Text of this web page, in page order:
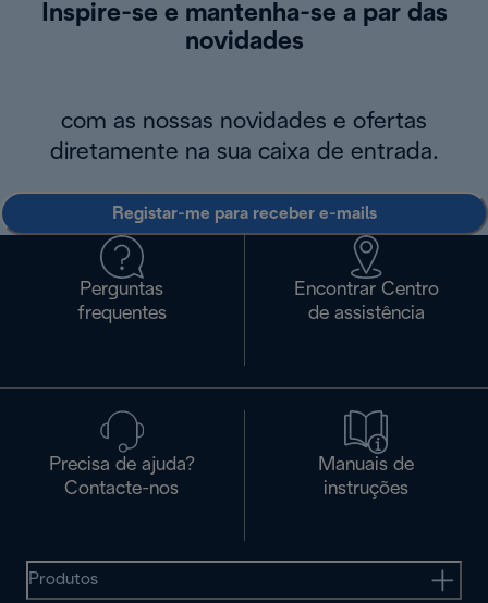
Inspire-se e mantenha-se a par das
novidades
com as nossas novidades e ofertas
diretamente na sua caixa de entrada.
Registar-me para receber e-mails
Perguntas
frequentes
Encontrar Centro
de assistência
Precisa de ajuda?
Contacte-nos
Manuais de
instruções
Produtos